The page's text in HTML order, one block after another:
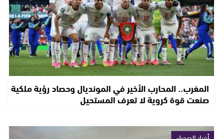
المغرب.. المحارب الأخير في المونديال وحصاد رؤية ملكية
صنعت قوة كروية لا تعرف المستحيل